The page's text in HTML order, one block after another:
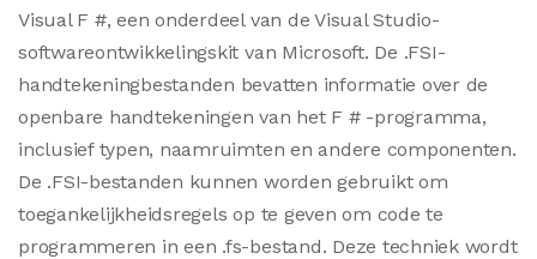
Visual F #, een onderdeel van de Visual Studio-
softwareontwikkelingskit van Microsoft. De .FSI-
handtekeningbestanden bevatten informatie over de
openbare handtekeningen van het F # -programma,
inclusief typen, naamruimten en andere componenten.
De .FSI-bestanden kunnen worden gebruikt om
toegankelijkheidsregels op te geven om code te
programmeren in een .fs-bestand. Deze techniek wordt